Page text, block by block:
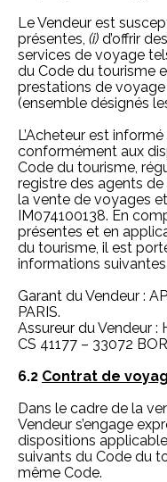
Le Vendeur est
présentes, (i) d’offrir
services de voyage
du Code du tourisme
prestations de voyage
(ensemble désignés
L’Acheteur est
conformément aux
Code du tourisme,
registre des agents
la vente de voyages
IM074100138. En
présentes et en
du tourisme, il est
informations suivantes
Garant du Vendeur :
PARIS.
Assureur du Vendeur :
CS 41177 – 33072
6.2 Contrat de
Dans le cadre de la
Vendeur s’engage
dispositions
suivants du Code du
même Code.